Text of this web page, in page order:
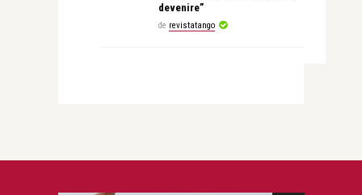
devenire”
de revistatango